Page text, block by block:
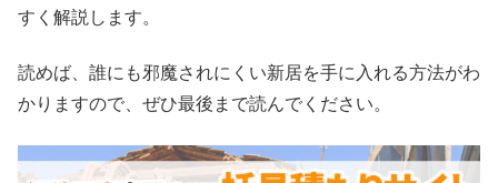
すく解説します。
読めば、誰にも邪魔されにくい新居を手に入れる方法がわ
かりますので、ぜひ最後まで読んでください。